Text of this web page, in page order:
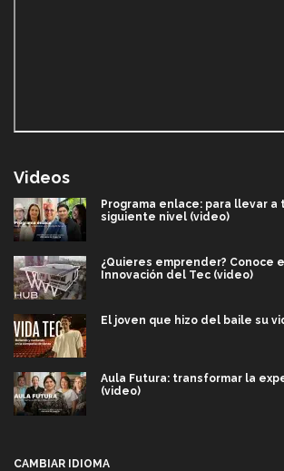
Videos
Programa enlace: para llevar a
siguiente nivel (video)
¿Quieres emprender? Conoce
Innovación del Tec (video)
El joven que hizo del baile su
Aula Futura: transformar la
(video)
CAMBIAR IDIOMA